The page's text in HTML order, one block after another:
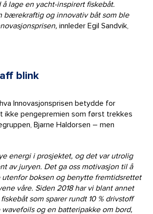
å lage en yacht-inspirert fiskebåt.
bærekraftig og innovativ båt som ble
innleder Egil Sandvik,
blink
Innovasjonsprisen betydde for
ikke pengepremien som først trekkes
Bjarne Haldorsen – men
energi i prosjektet, og det var utrolig
av juryen. Det ga oss motivasjon til å
utenfor boksen og benytte fremtidsrettet
våre. Siden 2018 har vi blant annet
som sparer rundt 10 % drivstoff
og en batteripakke om bord,